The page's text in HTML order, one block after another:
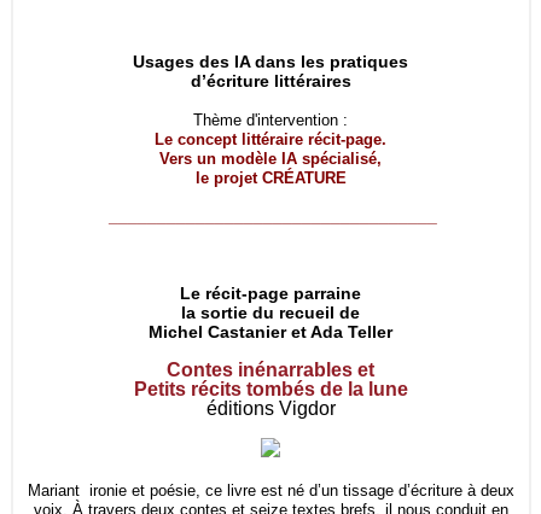
Usages des IA dans les pratiques
d’écriture littéraires
Thème d'intervention :
Le concept littéraire récit-page.
Vers un modèle IA spécialisé,
le projet CRÉATURE
Le récit-page parraine
la sortie du recueil de
Michel Castanier et Ada Teller
Contes inénarrables et
Petits récits tombés de la lune
éditions Vigdor
Mariant ironie et poésie, ce livre est né d’un tissage d’écriture à deux
voix. À travers deux contes et seize textes brefs, il nous conduit en